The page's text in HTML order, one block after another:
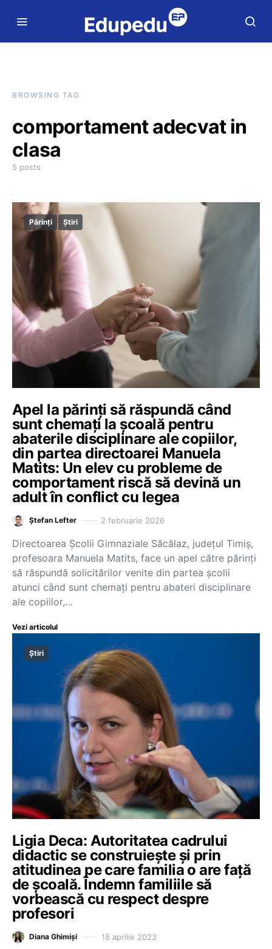
BROWSING TAG
comportament adecvat in
clasa
5 posts
Părinți Știri
Apel la părinți să răspundă când
sunt chemați la școală pentru
abaterile disciplinare ale copiilor,
din partea directoarei Manuela
Matits: Un elev cu probleme de
comportament riscă să devină un
adult în conflict cu legea
Ștefan Lefter 2 februarie 2026
Directoarea Școlii Gimnaziale Săcălaz, județul Timiș,
profesoara Manuela Matits, face un apel către părinți
să răspundă solicitărilor venite din partea școlii
atunci când sunt chemați pentru abateri disciplinare
ale copiilor,…
Vezi articolul
Știri
Ligia Deca: Autoritatea cadrului
didactic se construiește și prin
atitudinea pe care familia o are față
de școală. Îndemn familiile să
vorbească cu respect despre
profesori
Diana Ghimiși 18 aprilie 2023